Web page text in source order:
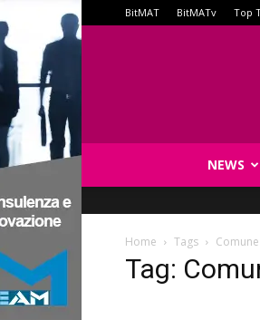
BitMAT BitMATv Top
NEWS
Home Tags
Tag: